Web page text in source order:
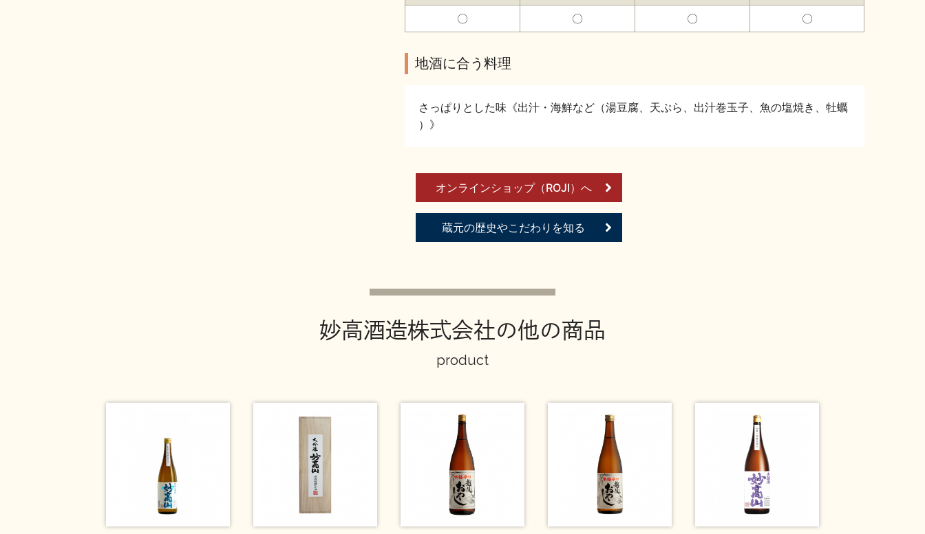
〇 〇 〇 〇
地酒に合う料理
さっぱりとした味《出汁・海鮮など（湯豆腐、天ぷら、出汁巻玉子、魚の塩焼き、牡蠣
）》
オンラインショップ（ROJI）へ
蔵元の歴史やこだわりを知る
妙高酒造株式会社の他の商品
product